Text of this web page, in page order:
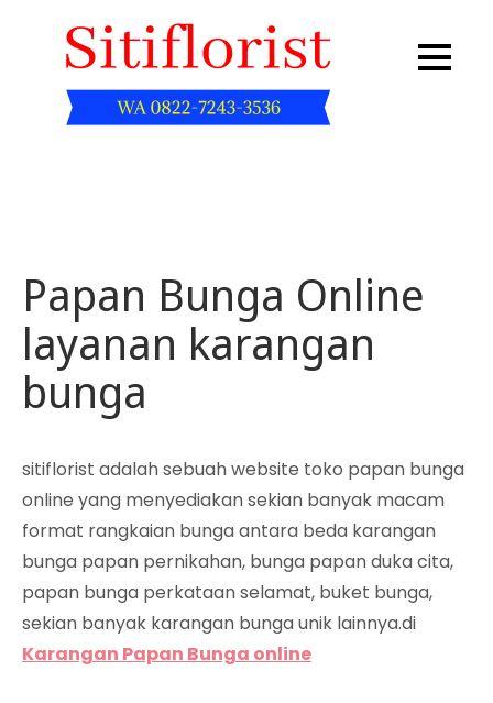
content
Papan Bunga Online
layanan karangan
bunga
sitiflorist adalah sebuah website toko papan bunga
online yang menyediakan sekian banyak macam
format rangkaian bunga antara beda karangan
bunga papan pernikahan, bunga papan duka cita,
papan bunga perkataan selamat, buket bunga,
sekian banyak karangan bunga unik lainnya.di
Karangan Papan Bunga online